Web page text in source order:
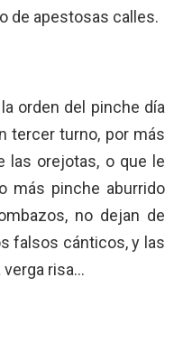
de apestosas calles.
orden del pinche día
tercer turno, por más
las orejotas, o que le
más pinche aburrido
no dejan de
falsos cánticos, y las
risa…